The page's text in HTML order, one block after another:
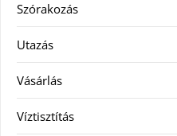
Szórakozás
Utazás
Vásárlás
Víztisztítás